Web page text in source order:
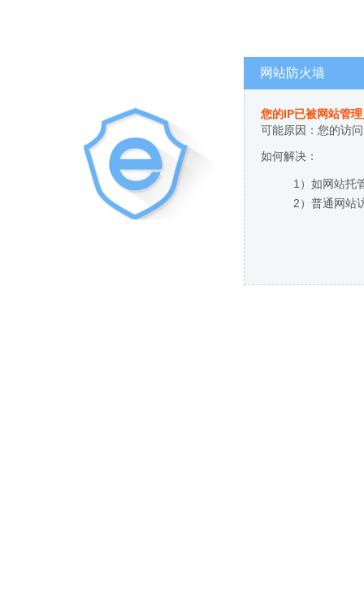
网站防火墙
您的IP已被网站管
可能原因：您的访
如何解决：
1）如网站托
2）普通网站